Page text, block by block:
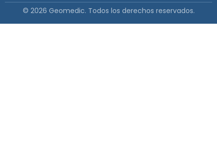
© 2026 Geomedic. Todos los derechos reservados.